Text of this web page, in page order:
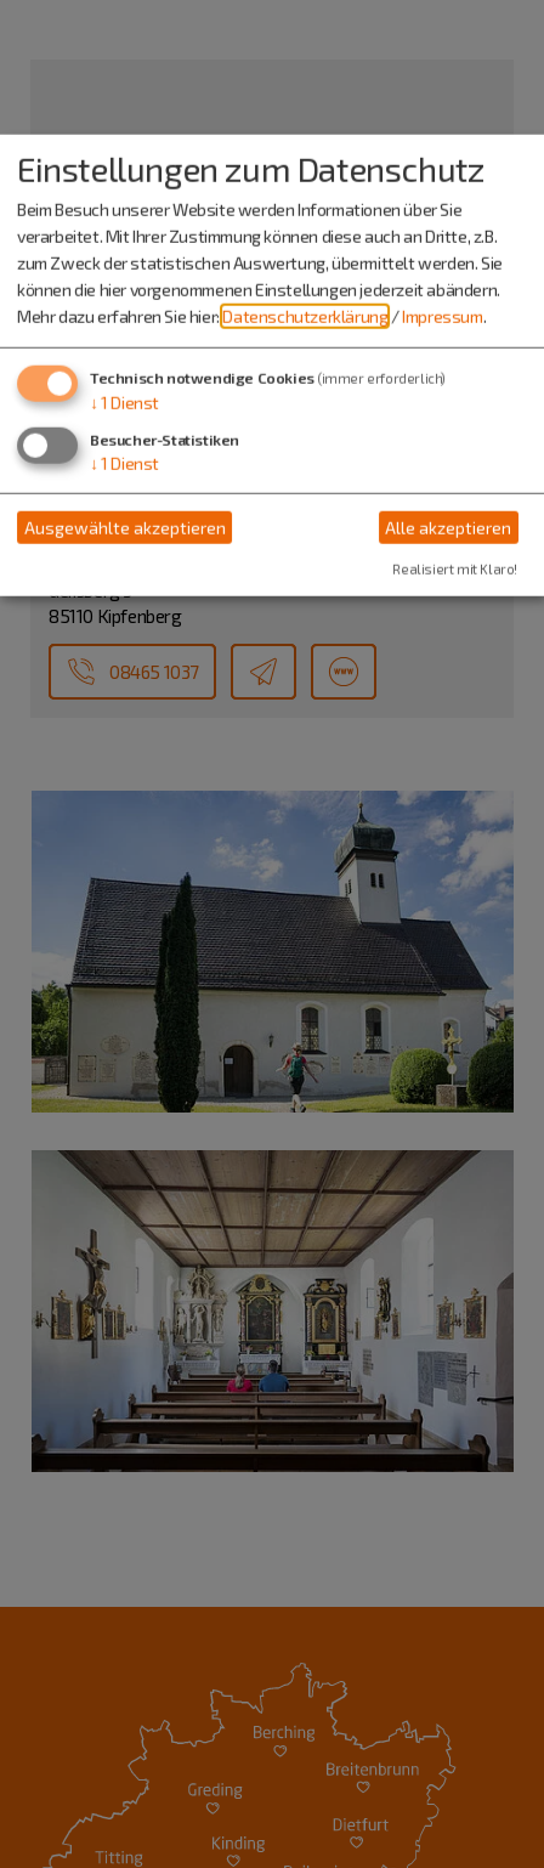
Kirche St. Georg
Frankenring/Eichstätter Straße
85110 Kipfenberg
Info-Adresse
Katholisches Pfarramt Kipfenberg "Mariä
Geißberg 3
85110 Kipfenberg
08465 1037
Einstellungen zum Datenschutz
Beim Besuch unserer Website werden Informationen über Sie
verarbeitet. Mit Ihrer Zustimmung können diese auch an Dritte, z.B.
zum Zweck der statistischen Auswertung, übermittelt werden. Sie
können die hier vorgenommenen Einstellungen jederzeit abändern.
Mehr dazu erfahren Sie hier:Datenschutzerklärung /Impressum.
Technisch notwendige Cookies (immer erforderlich)
↓ 1 Dienst
Besucher-Statistiken
↓ 1 Dienst
Ausgewählte akzeptieren Alle akzeptieren
Realisiert mit Klaro!